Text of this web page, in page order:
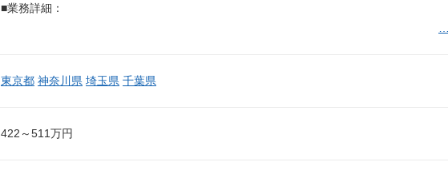
■業務詳細：
東京都 神奈川県 埼玉県 千葉県
422～511万円